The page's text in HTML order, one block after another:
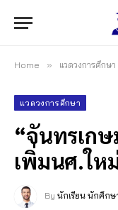
Home » แวดวงการศึกษา
แวดวงการศึกษา
“จันทรเก
เพิ่มนศ.ให
By นักเรียน นักศึกษ